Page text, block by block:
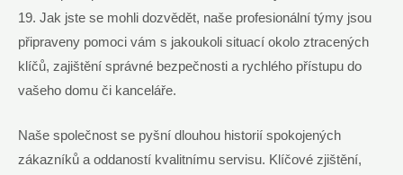
19. Jak jste se mohli dozvědět, naše profesionální týmy jsou
připraveny pomoci vám s jakoukoli situací okolo ztracených
klíčů, zajištění správné bezpečnosti a rychlého přístupu do
vašeho domu či kanceláře.
Naše společnost se pyšní dlouhou historií spokojených
zákazníků a oddaností kvalitnímu servisu. Klíčové zjištění,